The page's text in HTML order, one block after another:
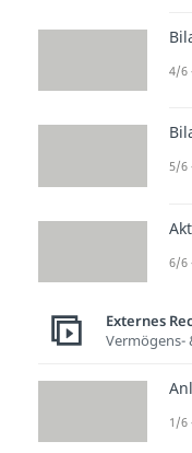
–
4/6
5/6
6/6
Externes
Vermögens-
1/6